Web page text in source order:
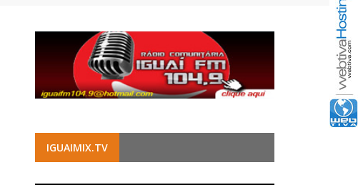
IGUAIMIX.TV